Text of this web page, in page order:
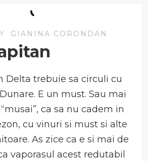
GIANINA CORONDAN
Delta trebuie sa circuli cu
E un must. Sau mai
ca sa nu cadem in
cu vinuri si must si alte
As zice ca e si mai de
vaporasul acest redutabil